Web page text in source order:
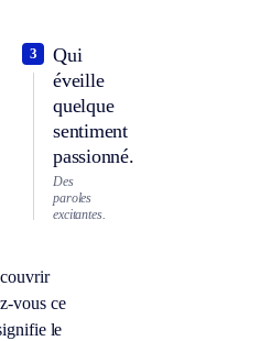
Qui
éveille
quelque
sentiment
passionné.
3
Des
paroles
excitantes.
vous ce
le